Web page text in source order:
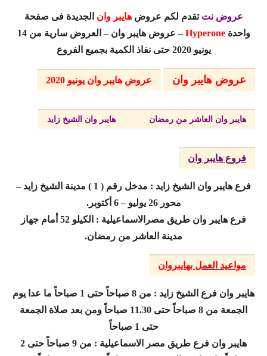
عروض نت تقدم لكم عروضهايبر وان الجديدة فى صفحة
واحدةHyperone
– عروض هايبر وان – العروض سارية من 14
يونيو 2020
حتى نفاذ الكمية بجميع الفروع
عروض هايبر وان عروض هايبر وان يونيو 2020
هايبر وان العاشر من رمضان هايبر وان الشيخ زايد
فروع هايبر وان
فرع هايبر وان الشيخ زايد : مدخل رقم ( 1 ) مدينة الشيخ زايد –
محور 26 يوليو – 6 أكتوبر.
فرع هايبر وان طريق مصرالاسماعيلية : الكيلو 52 أمام جهاز
مدينة العاشر من رمضان.
مواعيد العمل بهايبروان
هايبر وان فرع الشيخ زايد : من 8 صباحاً حتى 1 صباحاً ما عدا يوم
الجمعة من 8 صباحاً حتى 11.30 صباحاً ومن بعد صلاة الجمعة
حتى 1 صباحاً
هايبر وان فرع طريق مصر الاسماعيلية : من 9 صباحاً حتى 2